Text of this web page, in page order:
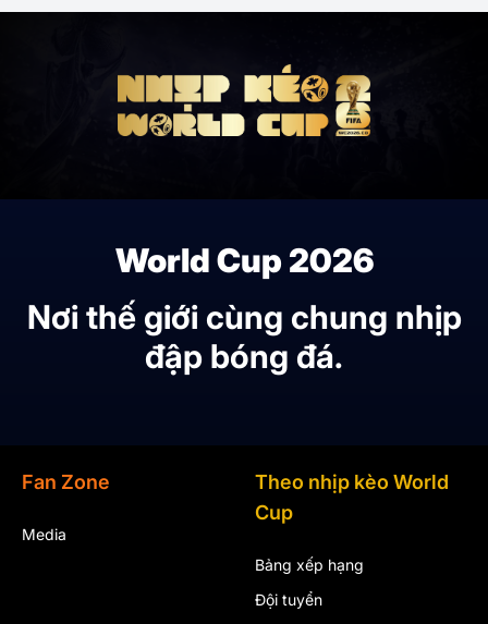
World Cup 2026
Nơi thế giới cùng chung nhịp
đập bóng đá.
Fan Zone
Media
Theo nhịp kèo World
Cup
Bảng xếp hạng
Đội tuyển